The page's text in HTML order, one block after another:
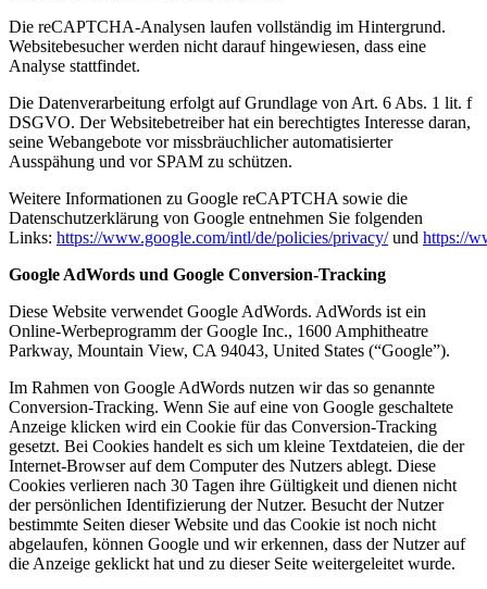
Die reCAPTCHA-Analysen laufen vollständig im Hintergrund.
Websitebesucher werden nicht darauf hingewiesen, dass eine
Analyse stattfindet.
Die Datenverarbeitung erfolgt auf Grundlage von Art. 6 Abs. 1 lit. f
DSGVO. Der Websitebetreiber hat ein berechtigtes Interesse daran,
seine Webangebote vor missbräuchlicher automatisierter
Ausspähung und vor SPAM zu schützen.
Weitere Informationen zu Google reCAPTCHA sowie die
Datenschutzerklärung von Google entnehmen Sie folgenden
Links: https://www.google.com/intl/de/policies/privacy/und https://
Google AdWords und Google Conversion-Tracking
Diese Website verwendet Google AdWords. AdWords ist ein
Online-Werbeprogramm der Google Inc., 1600 Amphitheatre
Parkway, Mountain View, CA 94043, United States (“Google”).
Im Rahmen von Google AdWords nutzen wir das so genannte
Conversion-Tracking. Wenn Sie auf eine von Google geschaltete
Anzeige klicken wird ein Cookie für das Conversion-Tracking
gesetzt. Bei Cookies handelt es sich um kleine Textdateien, die der
Internet-Browser auf dem Computer des Nutzers ablegt. Diese
Cookies verlieren nach 30 Tagen ihre Gültigkeit und dienen nicht
der persönlichen Identifizierung der Nutzer. Besucht der Nutzer
bestimmte Seiten dieser Website und das Cookie ist noch nicht
abgelaufen, können Google und wir erkennen, dass der Nutzer auf
die Anzeige geklickt hat und zu dieser Seite weitergeleitet wurde.